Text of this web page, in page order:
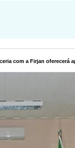
com a Firjan oferecerá